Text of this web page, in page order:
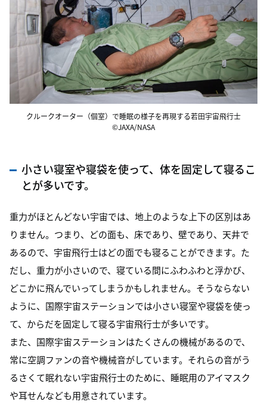
クルークオーター（個室）で睡眠の様子を再現する若田宇宙飛行士
©JAXA/NASA
小さい寝室や寝袋を使って、体を固定して寝るこ
とが多いです。
重力がほとんどない宇宙では、地上のような上下の区別はあ
りません。つまり、どの面も、床であり、壁であり、天井で
あるので、宇宙飛行士はどの面でも寝ることができます。た
だし、重力が小さいので、寝ている間にふわふわと浮かび、
どこかに飛んでいってしまうかもしれません。そうならない
ように、国際宇宙ステーションでは小さい寝室や寝袋を使っ
て、からだを固定して寝る宇宙飛行士が多いです。
また、国際宇宙ステーションはたくさんの機械があるので、
常に空調ファンの音や機械音がしています。それらの音がう
るさくて眠れない宇宙飛行士のために、睡眠用のアイマスク
や耳せんなども用意されています。